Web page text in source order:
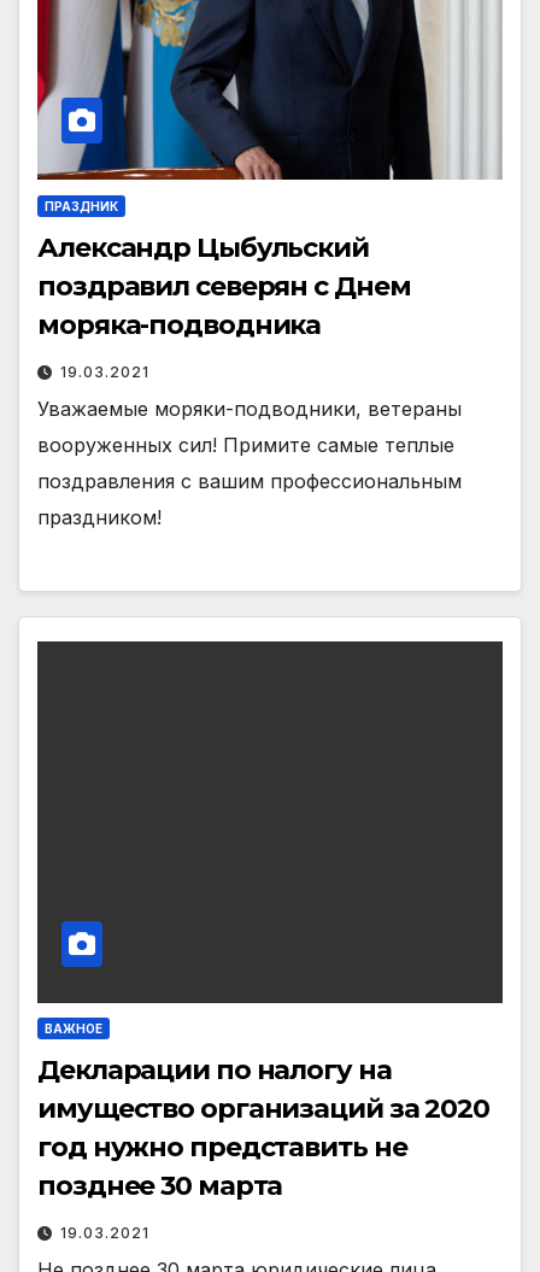
ПРАЗДНИК
Александр Цыбульский
поздравил северян с Днем
моряка-подводника
19.03.2021
Уважаемые моряки-подводники, ветераны
вооруженных сил! Примите самые теплые
поздравления с вашим профессиональным
праздником!
ВАЖНОЕ
Декларации по налогу на
имущество организаций за 2020
год нужно представить не
позднее 30 марта
19.03.2021